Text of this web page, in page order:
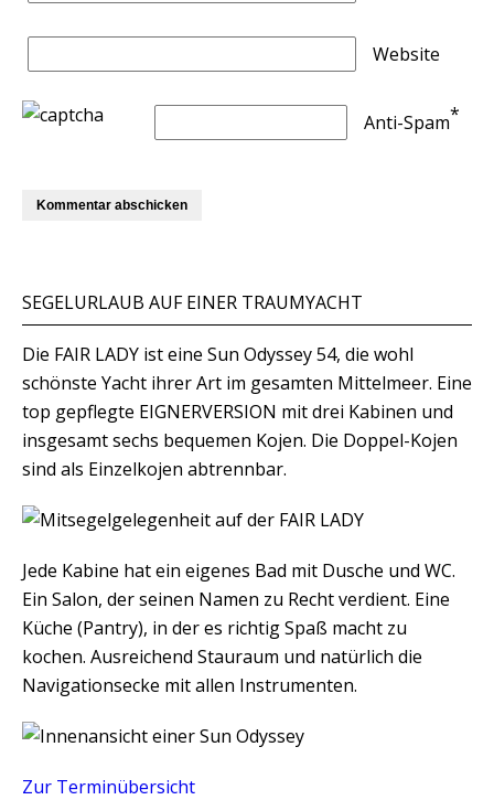
Website
Anti-Spam*
SEGELURLAUB AUF EINER TRAUMYACHT
Die FAIR LADY ist eine Sun Odyssey 54, die wohl
schönste Yacht ihrer Art im gesamten Mittelmeer. Eine
top gepflegte EIGNERVERSION mit drei Kabinen und
insgesamt sechs bequemen Kojen. Die Doppel-Kojen
sind als Einzelkojen abtrennbar.
Jede Kabine hat ein eigenes Bad mit Dusche und WC.
Ein Salon, der seinen Namen zu Recht verdient. Eine
Küche (Pantry), in der es richtig Spaß macht zu
kochen. Ausreichend Stauraum und natürlich die
Navigationsecke mit allen Instrumenten.
Zur Terminübersicht